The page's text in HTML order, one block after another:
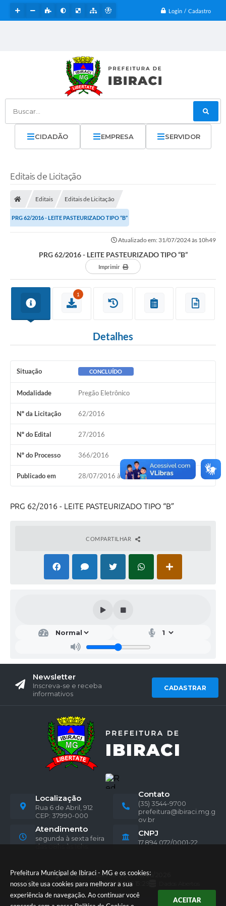
Prefeitura Municipal de Ibiraci - MG e os cookies:
nosso site usa cookies para melhorar a sua
experiência de navegação. Ao continuar você
ACEITAR
Login / Cadastro
Buscar...
CIDADÃO EMPRESA SERVIDOR
Editais de Licitação
Editais Editais de Licitação
PRG 62/2016 - LEITE PASTEURIZADO TIPO “B”
Atualizado em: 31/07/2024 às 10h49
PRG 62/2016 - LEITE PASTEURIZADO TIPO “B”
Imprimir
1
Detalhes
Situação CONCLUÍDO
Modalidade Pregão Eletrônico
Nº da Licitação 62/2016
Nº do Edital 27/2016
Nº do Processo 366/2016
Publicado em 28/07/2016 às 08h30
PRG 62/2016 - LEITE PASTEURIZADO TIPO “B”
COMPARTILHAR
Newsletter
Inscreva-se e receba
informativos
CADASTRAR
Localização
Rua 6 de Abril, 912
CEP: 37990-000
Contato
(35) 3544-9700
prefeitura@ibiraci.mg.g
ov.br
Atendimento
segunda à sexta feira
das 08hs às 16hs.
CNPJ
17.894.072/0001-22
Versão do Sistema: 3.5.3 - 19/06/2026
Portal atualizado em:06/08/2026 15:29